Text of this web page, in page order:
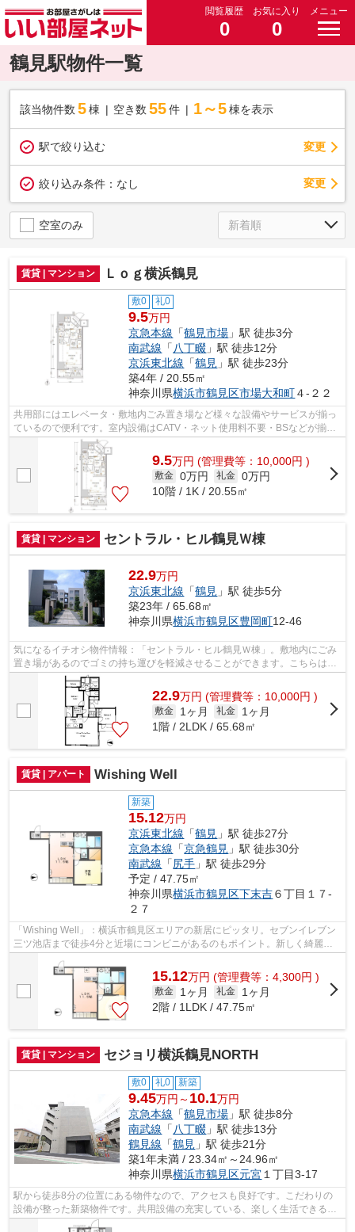
閲覧履歴
0
お気に入り
0
メニュー
鶴見駅物件一覧
該当物件数 5棟 空き数 55 件 1～5 棟を表示
駅で絞り込む 変更
絞り込み条件： なし 変更
空室のみ
賃貸 | マンション Ｌｏｇ横浜鶴見
敷0 礼0
9.5万円
京急本線 「鶴見市場 」駅 徒歩3分
南武線 「八丁畷 」駅 徒歩12分
京浜東北線 「鶴見 」駅 徒歩23分
築4年 / 20.55㎡
神奈川県横浜市鶴見区市場大和町４-２２
共用部にはエレベータ・敷地内ごみ置き場など様々な設備やサービスが揃っ
ているので便利です。室内設備はCATV・ネット使用料不要・BSなどが揃っ
ており、とても充実しています。定期的...
9.5万円 (管理費等：10,000円 )
敷金 0万円 礼金 0万円
10階 / 1K / 20.55㎡
賃貸 | マンション セントラル・ヒル鶴見Ｗ棟
22.9万円
京浜東北線 「鶴見 」駅 徒歩5分
築23年 / 65.68㎡
神奈川県横浜市鶴見区豊岡町12-46
気になるイチオシ物件情報：「セントラル・ヒル鶴見Ｗ棟」。敷地内にごみ
置き場があるのでゴミの持ち運びを軽減させることができます。こちらはマ
ンションタイプになります。周辺には...
22.9万円 (管理費等：10,000円 )
敷金 1ヶ月 礼金
1ヶ月
1階 / 2LDK / 65.68㎡
賃貸 | アパート Wishing Well
新築
15.12万円
京浜東北線 「鶴見 」駅 徒歩27分
京急本線 「京急鶴見 」駅 徒歩30分
南武線 「尻手 」駅 徒歩29分
予定 / 47.75㎡
神奈川県横浜市鶴見区下末吉６丁目１７-
２７
「Wishing Well」：横浜市鶴見区エリアの新居にピッタリ。セブンイレブン
三ツ池店まで徒歩4分と近場にコンビニがあるのもポイント。新しく綺麗な
15.12万円 (管理費等：4,300円 )
敷金 1ヶ月 礼金
1ヶ月
2階 / 1LDK / 47.75㎡
賃貸 | マンション セジョリ横浜鶴見NORTH
敷0 礼0 新築
9.45万円～ 10.1万円
京急本線 「鶴見市場 」駅 徒歩8分
南武線 「 八丁畷 」駅 徒歩13分
鶴見線 「鶴見 」駅 徒歩21分
築1年未満 / 23.34㎡～24.96㎡
神奈川県横浜市鶴見区元宮 １丁目3-17
駅から徒歩8分の位置にある物件なので、アクセスも良好です。こだわりの
設備が整った新築物件です。共用設備の充実している、楽しく生活できるマ
ンションです。2026年に建設された物件...